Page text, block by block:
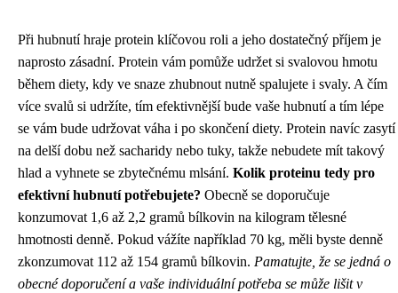
Při hubnutí hraje protein klíčovou roli a jeho dostatečný příjem je
naprosto zásadní. Protein vám pomůže udržet si svalovou hmotu
během diety, kdy ve snaze zhubnout nutně spalujete i svaly. A čím
více svalů si udržíte, tím efektivnější bude vaše hubnutí a tím lépe
se vám bude udržovat váha i po skončení diety. Protein navíc zasytí
na delší dobu než sacharidy nebo tuky, takže nebudete mít takový
hlad a vyhnete se zbytečnému mlsání. Kolik proteinu tedy pro
efektivní hubnutí potřebujete? Obecně se doporučuje
konzumovat 1,6 až 2,2 gramů bílkovin na kilogram tělesné
hmotnosti denně. Pokud vážíte například 70 kg, měli byste denně
zkonzumovat 112 až 154 gramů bílkovin. Pamatujte, že se jedná o
obecné doporučení a vaše individuální potřeba se může lišit v